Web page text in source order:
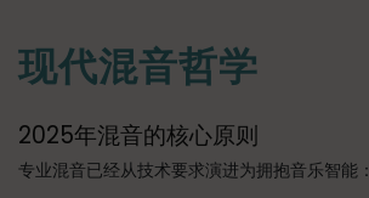
现代混音哲学
2025年混音的核心原则
专业混音已经从技术要求演进为拥抱音乐智能：